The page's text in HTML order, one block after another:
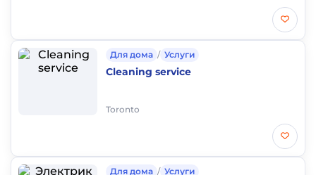
Для дома / Услуги
Cleaning service
Toronto
Для дома / Услуги